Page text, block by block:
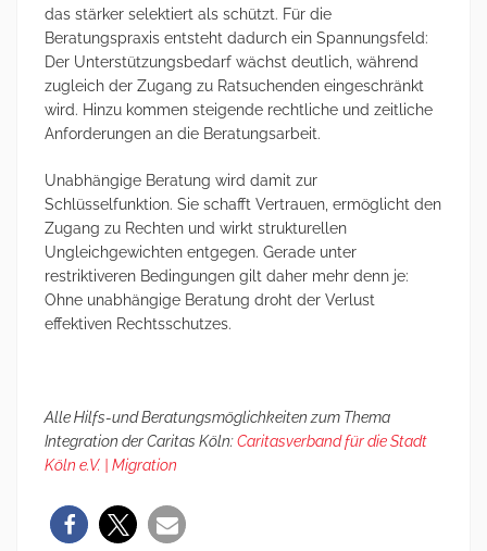
das stärker selektiert als schützt. Für die
Beratungspraxis entsteht dadurch ein Spannungsfeld:
Der Unterstützungsbedarf wächst deutlich, während
zugleich der Zugang zu Ratsuchenden eingeschränkt
wird. Hinzu kommen steigende rechtliche und zeitliche
Anforderungen an die Beratungsarbeit.
Unabhängige Beratung wird damit zur
Schlüsselfunktion. Sie schafft Vertrauen, ermöglicht den
Zugang zu Rechten und wirkt strukturellen
Ungleichgewichten entgegen. Gerade unter
restriktiveren Bedingungen gilt daher mehr denn je:
Ohne unabhängige Beratung droht der Verlust
effektiven Rechtsschutzes.
Alle Hilfs-und Beratungsmöglichkeiten zum Thema
Integration der Caritas Köln:Caritasverband für die Stadt
Köln e.V. | Migration